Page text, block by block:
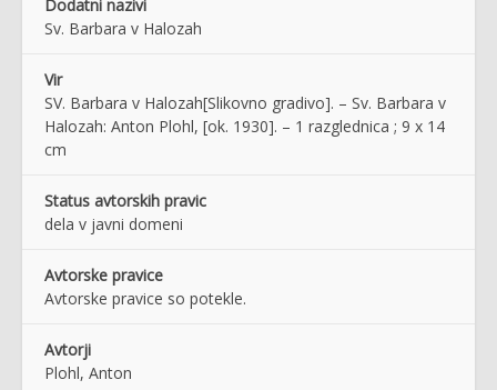
Dodatni nazivi
Sv. Barbara v Halozah
Vir
SV. Barbara v Halozah[Slikovno gradivo]. – Sv. Barbara v
Halozah: Anton Plohl, [ok. 1930]. – 1 razglednica ; 9 x 14
cm
Status avtorskih pravic
dela v javni domeni
Avtorske pravice
Avtorske pravice so potekle.
Avtorji
Plohl, Anton